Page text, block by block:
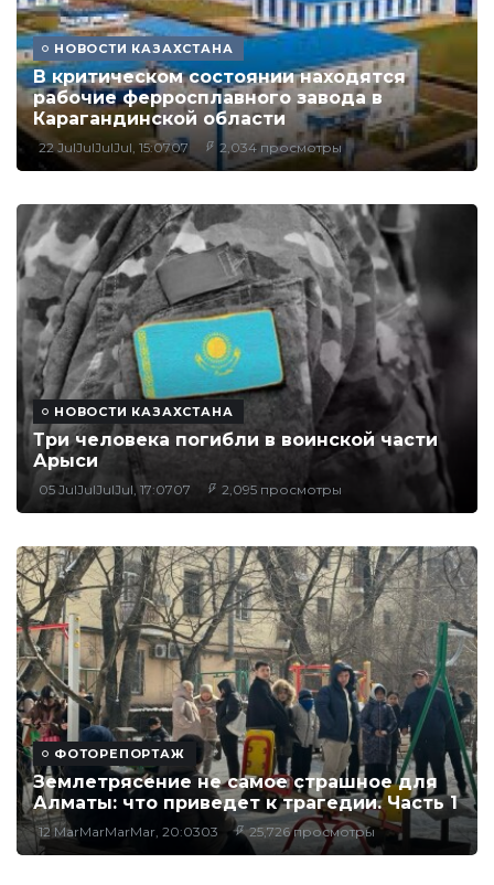
НОВОСТИ КАЗАХСТАНА
В критическом состоянии находятся
рабочие ферросплавного завода в
Карагандинской области
22 JulJulJulJul, 15:0707 2,034 просмотры
НОВОСТИ КАЗАХСТАНА
Три человека погибли в воинской части
Арыси
05 JulJulJulJul, 17:0707 2,095 просмотры
ФОТОРЕПОРТАЖ
Землетрясение не самое страшное для
Алматы: что приведет к трагедии. Часть 1
12 MarMarMarMar, 20:0303 25,726 просмотры